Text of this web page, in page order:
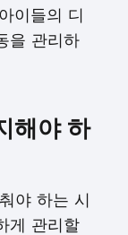
이들의 디
을 관리하
해야 하
야 하는 시
게 관리할